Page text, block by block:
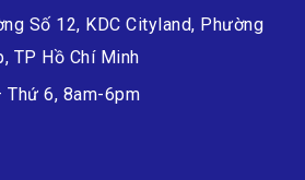
Số 12, KDC Cityland, Phường
TP Hồ Chí Minh
Thứ 6, 8am-6pm